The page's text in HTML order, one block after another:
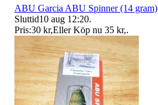
ABU Garcia ABU Spinner (14 gram)
Sluttid10 aug 12:20.
Pris:30 kr,Eller Köp nu 35 kr,.